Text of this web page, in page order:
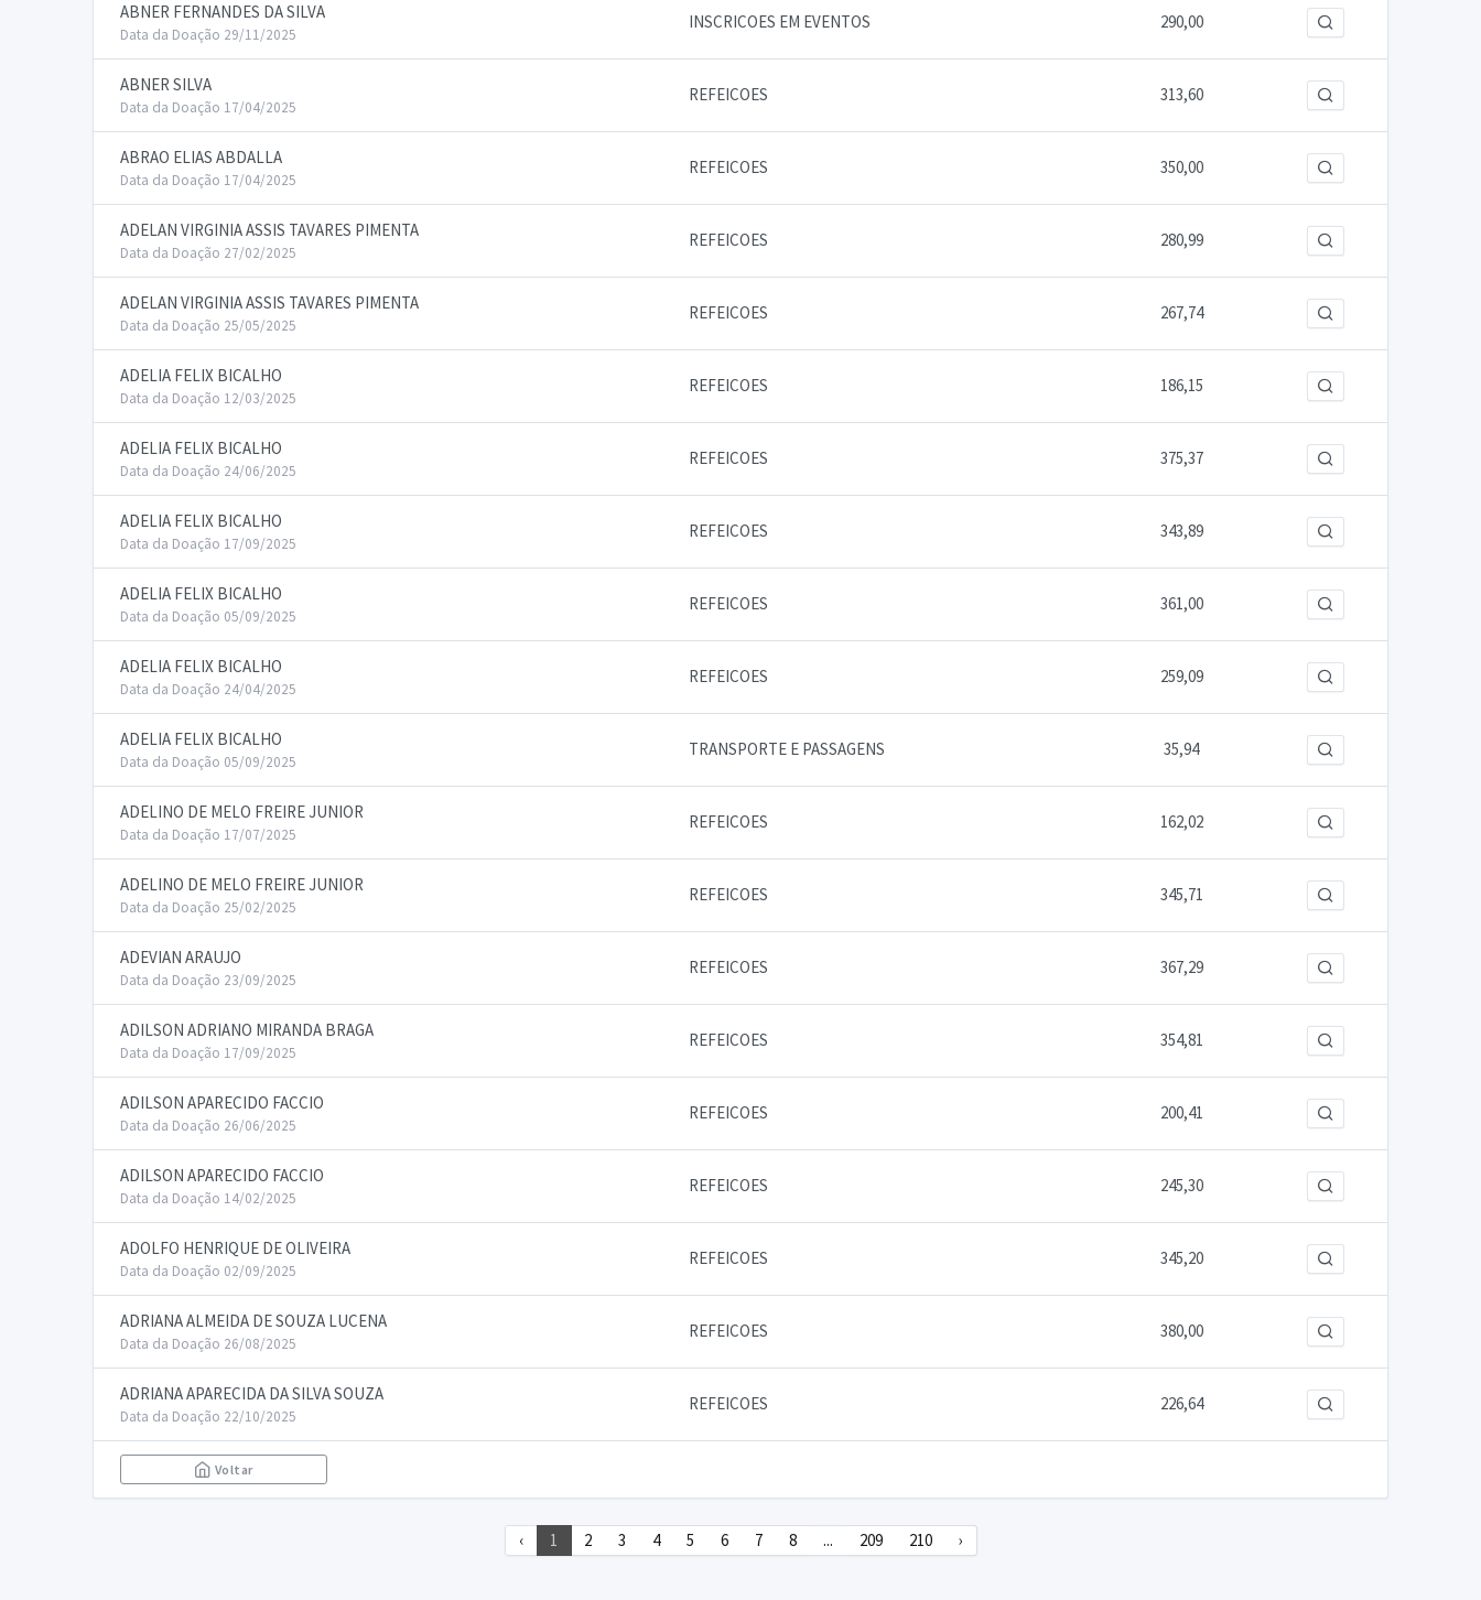
ABNER FERNANDES DA SILVA
Data da Doação 29/11/2025
INSCRICOES EM EVENTOS 290,00
ABNER SILVA
Data da Doação 17/04/2025
REFEICOES 313,60
ABRAO ELIAS ABDALLA
Data da Doação 17/04/2025
REFEICOES 350,00
ADELAN VIRGINIA ASSIS TAVARES PIMENTA
Data da Doação 27/02/2025
REFEICOES 280,99
ADELAN VIRGINIA ASSIS TAVARES PIMENTA
Data da Doação 25/05/2025
REFEICOES 267,74
ADELIA FELIX BICALHO
Data da Doação 12/03/2025
REFEICOES 186,15
ADELIA FELIX BICALHO
Data da Doação 24/06/2025
REFEICOES 375,37
ADELIA FELIX BICALHO
Data da Doação 17/09/2025
REFEICOES 343,89
ADELIA FELIX BICALHO
Data da Doação 05/09/2025
REFEICOES 361,00
ADELIA FELIX BICALHO
Data da Doação 24/04/2025
REFEICOES 259,09
ADELIA FELIX BICALHO
Data da Doação 05/09/2025
TRANSPORTE E PASSAGENS 35,94
ADELINO DE MELO FREIRE JUNIOR
Data da Doação 17/07/2025
REFEICOES 162,02
ADELINO DE MELO FREIRE JUNIOR
Data da Doação 25/02/2025
REFEICOES 345,71
ADEVIAN ARAUJO
Data da Doação 23/09/2025
REFEICOES 367,29
ADILSON ADRIANO MIRANDA BRAGA
Data da Doação 17/09/2025
REFEICOES 354,81
ADILSON APARECIDO FACCIO
Data da Doação 26/06/2025
REFEICOES 200,41
ADILSON APARECIDO FACCIO
Data da Doação 14/02/2025
REFEICOES 245,30
ADOLFO HENRIQUE DE OLIVEIRA
Data da Doação 02/09/2025
REFEICOES 345,20
ADRIANA ALMEIDA DE SOUZA LUCENA
Data da Doação 26/08/2025
REFEICOES 380,00
ADRIANA APARECIDA DA SILVA SOUZA
Data da Doação 22/10/2025
REFEICOES 226,64
Voltar
‹ 1 2 3 4 5 6 7 8 ... 209 210 ›